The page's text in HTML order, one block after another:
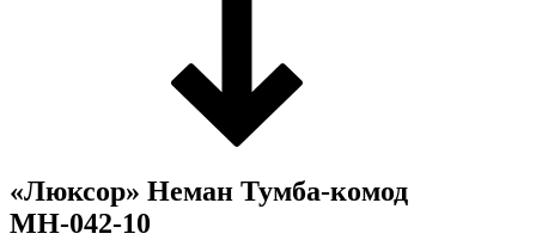
«Люксор» Неман Тумба-комод
МН-042-10